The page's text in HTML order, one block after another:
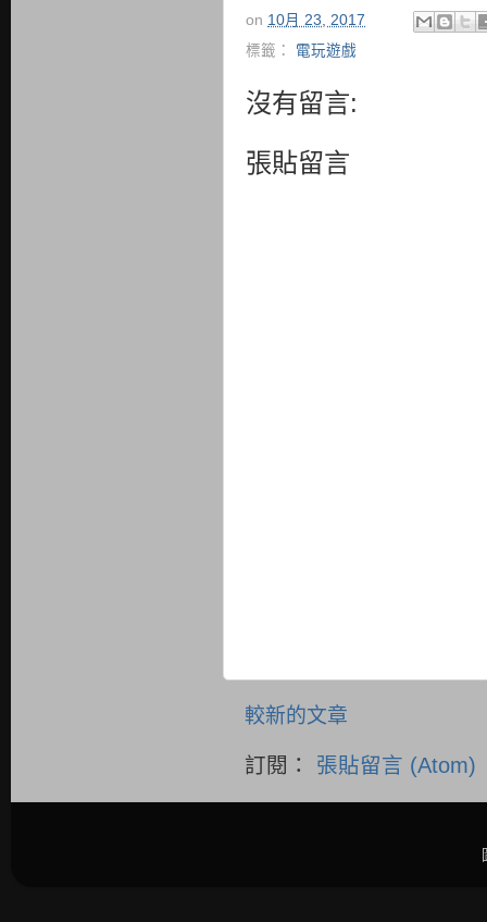
on 10月 23, 2017
標籤： 電玩遊戲
沒有留言:
張貼留言
較新的文章
訂閱： 張貼留言 (Atom)